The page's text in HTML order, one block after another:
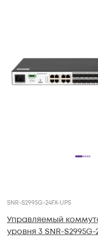
SNR-S2995G-24FX-UPS
Управляемый
уровня 3 SNR-S2995G-